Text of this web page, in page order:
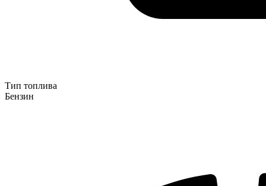
Тип топлива
Бензин